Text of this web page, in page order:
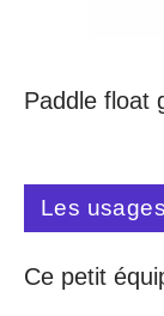
Paddle float
Les
Ce petit